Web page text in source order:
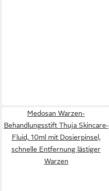
Medosan Warzen-
Behandlungsstift Thuja Skincare-
Fluid, 10ml mit Dosierpinsel,
schnelle Entfernung lästiger
Warzen